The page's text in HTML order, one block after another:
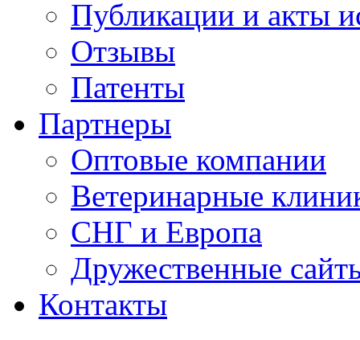
Публикации и акты
Отзывы
Патенты
Партнеры
Оптовые компании
Ветеринарные
СНГ и Европа
Дружественные
Контакты